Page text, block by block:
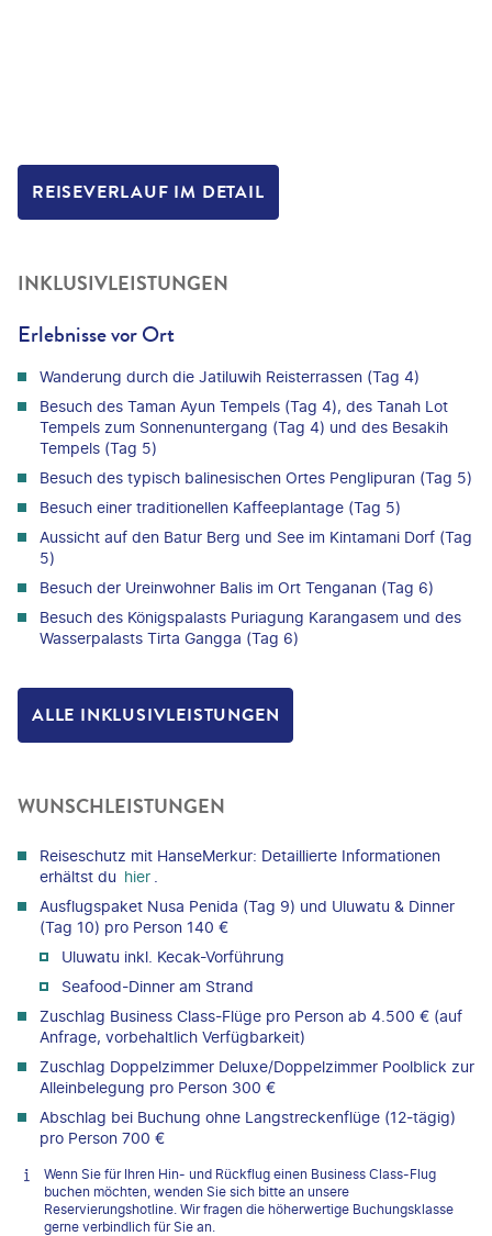
REISEVERLAUF IM DETAIL
INKLUSIVLEISTUNGEN
Erlebnisse vor Ort
Wanderung durch die Jatiluwih Reisterrassen (Tag 4)
Besuch des Taman Ayun Tempels (Tag 4), des Tanah Lot
Tempels zum Sonnenuntergang (Tag 4) und des Besakih
Tempels (Tag 5)
Besuch des typisch balinesischen Ortes Penglipuran (Tag 5)
Besuch einer traditionellen Kaffeeplantage (Tag 5)
Aussicht auf den Batur Berg und See im Kintamani Dorf (Tag
5)
Besuch der Ureinwohner Balis im Ort Tenganan (Tag 6)
Besuch des Königspalasts Puriagung Karangasem und des
Wasserpalasts Tirta Gangga (Tag 6)
ALLE INKLUSIVLEISTUNGEN
WUNSCHLEISTUNGEN
Reiseschutz mit HanseMerkur: Detaillierte Informationen
erhältst du hier
Ausflugspaket Nusa Penida (Tag 9) und Uluwatu & Dinner
(Tag 10) pro Person 140 €
Uluwatu inkl. Kecak-Vorführung
Seafood-Dinner am Strand
Zuschlag Business Class-Flüge pro Person ab 4.500 € (auf
Anfrage, vorbehaltlich Verfügbarkeit)
Zuschlag Doppelzimmer Deluxe/Doppelzimmer Poolblick zur
Alleinbelegung pro Person 300 €
Abschlag bei Buchung ohne Langstreckenflüge (12-tägig)
pro Person 700 €
Wenn Sie für Ihren Hin- und Rückflug einen Business Class-Flug
buchen möchten, wenden Sie sich bitte an unsere
Reservierungshotline. Wir fragen die höherwertige Buchungsklasse
gerne verbindlich für Sie an.